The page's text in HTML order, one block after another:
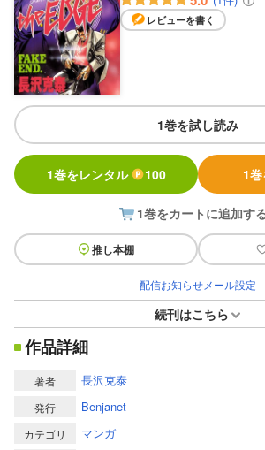
レビューを書く
1巻を試し読み
1巻をレンタル 100 1
1巻をカートに追加す
推し本棚
配信お知らせメール設定
続刊はこちら
作品詳細
著者 長沢克泰
発行 Benjanet
カテゴリ マンガ